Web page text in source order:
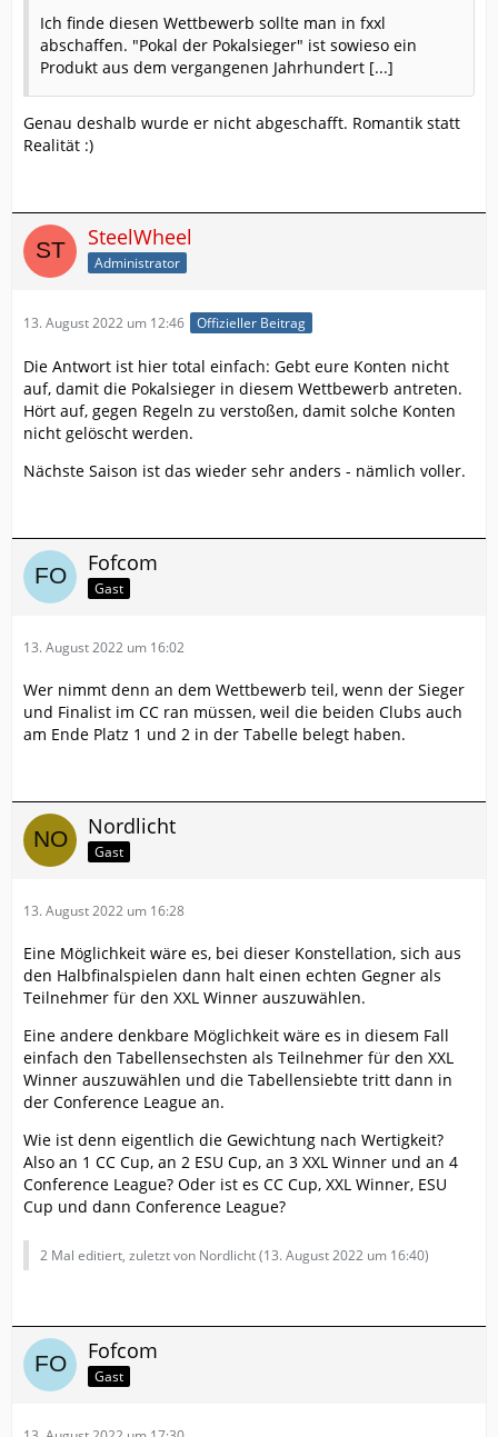
Ich finde diesen Wettbewerb sollte man in fxxl
abschaffen. "Pokal der Pokalsieger" ist sowieso ein
Produkt aus dem vergangenen Jahrhundert [...]
Genau deshalb wurde er nicht abgeschafft. Romantik statt
Realität :)
SteelWheel
Administrator
13. August 2022 um 12:46 Offizieller Beitrag
Die Antwort ist hier total einfach: Gebt eure Konten nicht
auf, damit die Pokalsieger in diesem Wettbewerb antreten.
Hört auf, gegen Regeln zu verstoßen, damit solche Konten
nicht gelöscht werden.
Nächste Saison ist das wieder sehr anders - nämlich voller.
Fofcom
Gast
13. August 2022 um 16:02
Wer nimmt denn an dem Wettbewerb teil, wenn der Sieger
und Finalist im CC ran müssen, weil die beiden Clubs auch
am Ende Platz 1 und 2 in der Tabelle belegt haben.
Nordlicht
Gast
13. August 2022 um 16:28
Eine Möglichkeit wäre es, bei dieser Konstellation, sich aus
den Halbfinalspielen dann halt einen echten Gegner als
Teilnehmer für den XXL Winner auszuwählen.
Eine andere denkbare Möglichkeit wäre es in diesem Fall
einfach den Tabellensechsten als Teilnehmer für den XXL
Winner auszuwählen und die Tabellensiebte tritt dann in
der Conference League an.
Wie ist denn eigentlich die Gewichtung nach Wertigkeit?
Also an 1 CC Cup, an 2 ESU Cup, an 3 XXL Winner und an 4
Conference League? Oder ist es CC Cup, XXL Winner, ESU
Cup und dann Conference League?
2 Mal editiert, zuletzt von Nordlicht (13. August 2022 um 16:40)
Fofcom
Gast